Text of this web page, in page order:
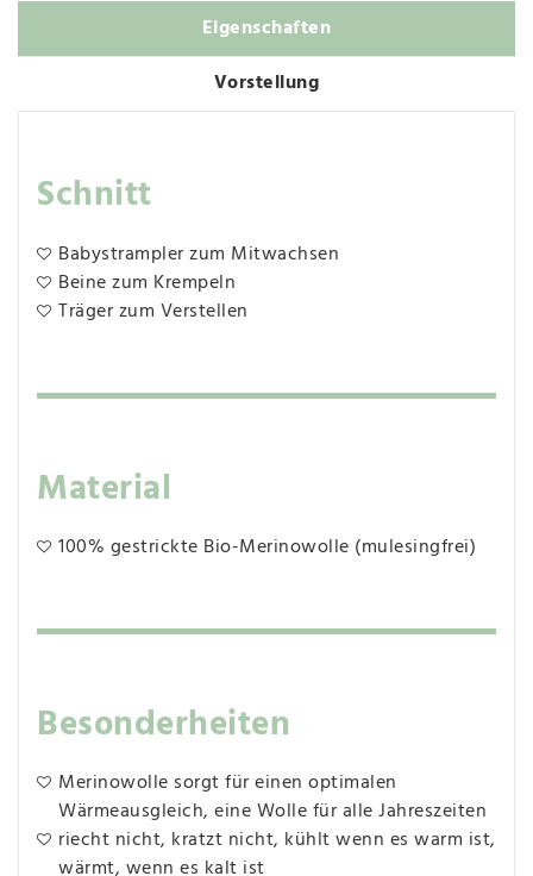
Eigenschaften
Vorstellung
Schnitt
Babystrampler zum Mitwachsen
Beine zum Krempeln
Träger zum Verstellen
Material
100% gestrickte Bio-Merinowolle (mulesingfrei)
Besonderheiten
Merinowolle sorgt für einen optimalen
Wärmeausgleich, eine Wolle für alle Jahreszeiten
riecht nicht, kratzt nicht, kühlt wenn es warm ist,
wärmt, wenn es kalt ist